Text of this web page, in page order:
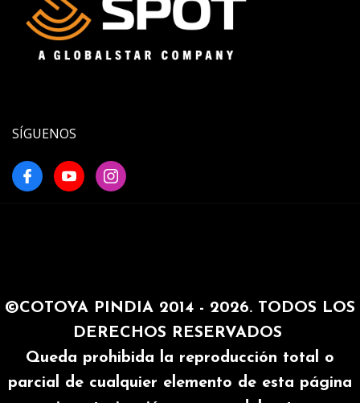
SÍGUENOS
©COTOYA PINDIA 2014 - 2026. TODOS LOS
DERECHOS RESERVADOS
Queda prohibida la reproducción total o
parcial de cualquier elemento de esta página